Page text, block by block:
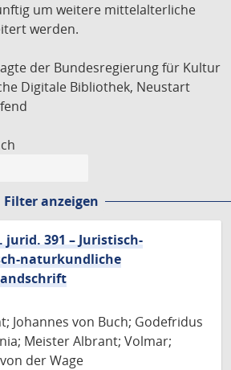
um weitere mittelalterliche
werden.
der Bundesregierung für Kultur
Digitale Bibliothek, Neustart
Filter anzeigen
jurid. 391 – Juristisch-
naturkundliche
Johannes von Buch; Godefridus
Meister Albrant; Volmar;
der Wage